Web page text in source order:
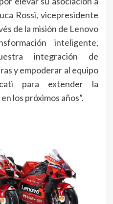
Rossi, vicepresidente
de la misión de Lenovo
inteligente,
integración de
y empoderar al equipo
para extender la
los próximos años”.